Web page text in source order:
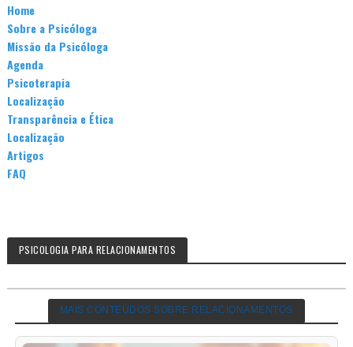
Home
Sobre a Psicóloga
Missão da Psicóloga
Agenda
Psicoterapia
Localização
Transparência e Ética
Localização
Artigos
FAQ
PSICOLOGIA PARA RELACIONAMENTOS
MAIS CONTEÚDOS SOBRE RELACIONAMENTOS